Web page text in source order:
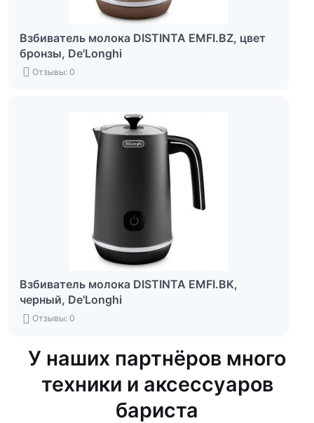
Взбиватель молока DISTINTA EMFI.BZ, цвет
бронзы, De'Longhi
Отзывы: 0
Взбиватель молока DISTINTA EMFI.BK,
черный, De'Longhi
Отзывы: 0
У наших партнёров много
техники и аксессуаров
бариста